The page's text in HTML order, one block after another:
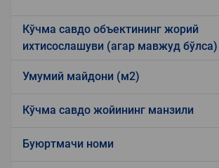
Кўчма савдо объектининг жорий
ихтисослашуви (агар мавжуд бўлса)
Умумий майдони (м2)
Кўчма савдо жойининг манзили
Буюртмачи номи